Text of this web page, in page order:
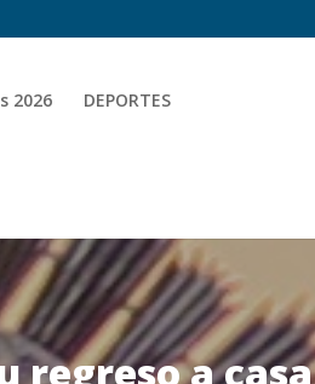
2026 DEPORTES
regreso a casa